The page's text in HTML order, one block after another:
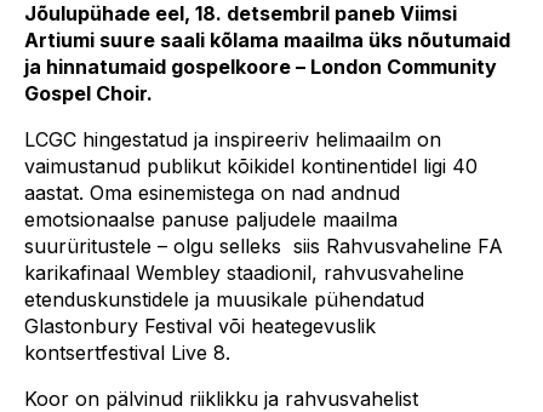
Jõulupühade eel, 18. detsembril paneb Viimsi
Artiumi suure saali kõlama maailma üks nõutumaid
ja hinnatumaid gospelkoore – London Community
Gospel Choir.
LCGC hingestatud ja inspireeriv helimaailm on
vaimustanud publikut kõikidel kontinentidel ligi 40
aastat. Oma esinemistega on nad andnud
emotsionaalse panuse paljudele maailma
suurüritustele – olgu selleks siis Rahvusvaheline FA
karikafinaal Wembley staadionil, rahvusvaheline
etenduskunstidele ja muusikale pühendatud
Glastonbury Festival või heategevuslik
kontsertfestival Live 8.
Koor on pälvinud riiklikku ja rahvusvahelist